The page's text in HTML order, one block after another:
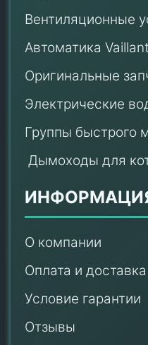
Вентиляционные
Автоматика Vaillant
Оригинальные
Электрические
Группы быстрого
Дымоходы для
О компании
Оплата и доставка
Условие гарантии
Отзывы